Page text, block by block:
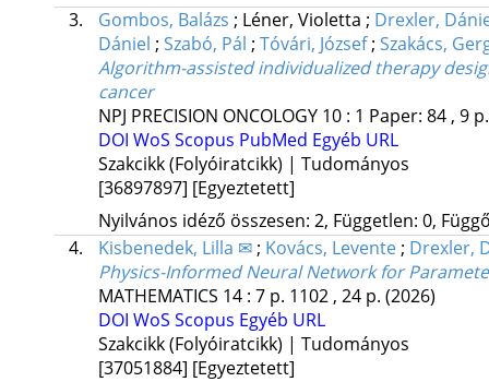
3.
Gombos, Balázs ; Léner, Violetta ; Drexler,
Dániel ; Szabó, Pál ; Tóvári, József; Szakács,
Algorithm-assisted individualized therapy
cancer
NPJ PRECISION ONCOLOGY 10: 1 Paper: 84 , 9
DOI WoS Scopus PubMed Egyéb URL
Szakcikk (Folyóiratcikk) | Tudományos
[36897897] [Egyeztetett]
Nyilvános idéző összesen: 2, Független: 0,
4.
Kisbenedek, Lilla ✉; Kovács, Levente; Drexler,
Physics-Informed Neural Network for
MATHEMATICS 14: 7 p. 1102 , 24 p. (2026)
DOI WoS Scopus Egyéb URL
Szakcikk (Folyóiratcikk) | Tudományos
[37051884] [Egyeztetett]